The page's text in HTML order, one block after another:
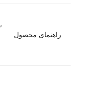
راهنمای محصول